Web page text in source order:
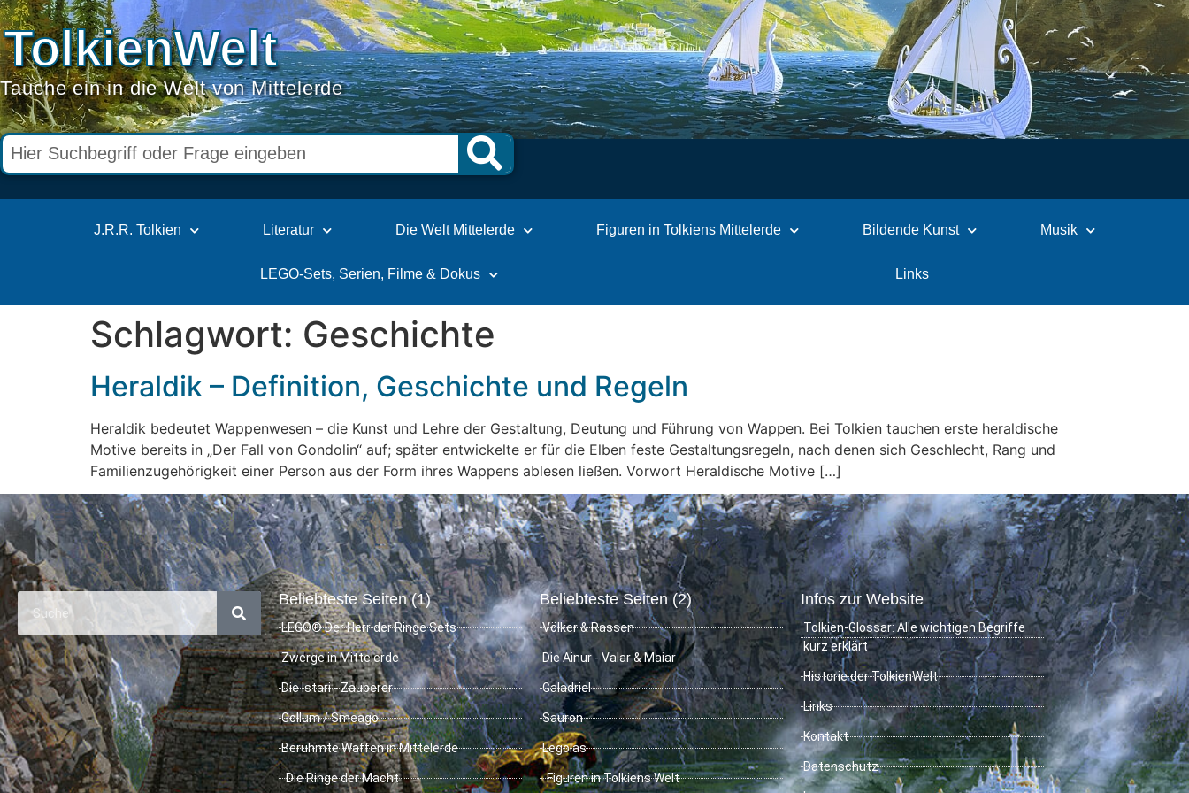
TolkienWelt
Tauche ein in die Welt von Mittelerde
J.R.R. Tolkien Literatur Die Welt Mittelerde Figuren in Tolkiens Mittelerde Bildende Kunst Musik
LEGO-Sets, Serien, Filme & Dokus Links
Schlagwort: Geschichte
Heraldik – Definition, Geschichte und Regeln
Heraldik bedeutet Wappenwesen – die Kunst und Lehre der Gestaltung, Deutung und Führung von Wappen. Bei Tolkien tauchen erste heraldische
Motive bereits in „Der Fall von Gondolin“ auf; später entwickelte er für die Elben feste Gestaltungsregeln, nach denen sich Geschlecht, Rang und
Familienzugehörigkeit einer Person aus der Form ihres Wappens ablesen ließen. Vorwort Heraldische Motive […]
Beliebteste Seiten (1)
LEGO® Der Herr der Ringe Sets
Zwerge in Mittelerde
Die Istari - Zauberer
Gollum / Smeagol
Berühmte Waffen in Mittelerde
Die Ringe der Macht
Beliebteste Seiten (2)
Völker & Rassen
Die Ainur - Valar & Maiar
Galadriel
Sauron
Legolas
Figuren in Tolkiens Welt
Infos zur Website
Tolkien-Glossar: Alle wichtigen Begriffe
kurz erklärt
Historie der TolkienWelt
Links
Kontakt
Datenschutz